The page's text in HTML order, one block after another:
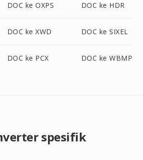
DOC ke OXPS DOC ke HDR
DOC ke XWD DOC ke SIXEL
DOC ke PCX DOC ke WBMP
spesifik